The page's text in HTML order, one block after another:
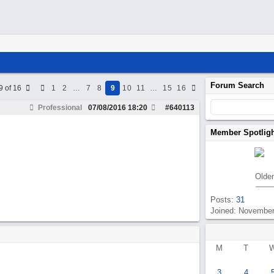
of 16 1 2 … 7 8 9 10 11 … 15 16
Professional #640113
07/08/2016 18:20
Forum Search
Member
Posts: 31
Joined:
M T